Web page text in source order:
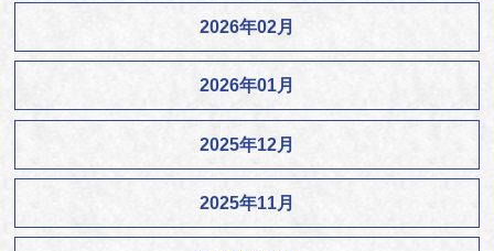
2026年02月
2026年01月
2025年12月
2025年11月